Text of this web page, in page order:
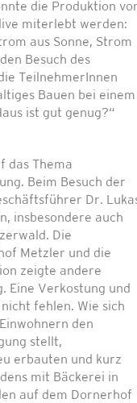
die Produktion
miterlebt werden:
aus Sonne, Strom
Besuch des
TeilnehmerInnen
Bauen bei einem
ist gut genug?“
das Thema
Beim Besuch der
Dr.
insbesondere auch
Die
Metzler und die
zeigte andere
Eine Verkostung und
fehlen. Wie sich
den
stellt,
erbauten und kurz
mit Bäckerei in
auf dem Dornerhof